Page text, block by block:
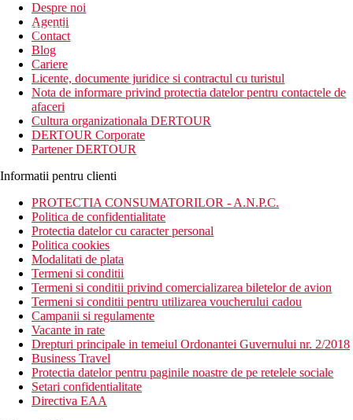
newsletter!
Despre noi
Agentii
Contact
Blog
Cariere
Licente, documente juridice si contractul cu turistul
Nota de informare privind protectia datelor pentru contactele de
afaceri
Cultura organizationala DERTOUR
DERTOUR Corporate
Partener DERTOUR
Informatii pentru clienti
PROTECTIA CONSUMATORILOR - A.N.P.C.
Politica de confidentialitate
Protectia datelor cu caracter personal
Politica cookies
Modalitati de plata
Termeni si conditii
Termeni si conditii privind comercializarea biletelor de avion
Termeni si conditii pentru utilizarea voucherului cadou
Campanii si regulamente
Vacante in rate
Drepturi principale in temeiul Ordonantei Guvernului nr. 2/2018
Business Travel
Protectia datelor pentru paginile noastre de pe retelele sociale
Setari confidentialitate
Directiva EAA